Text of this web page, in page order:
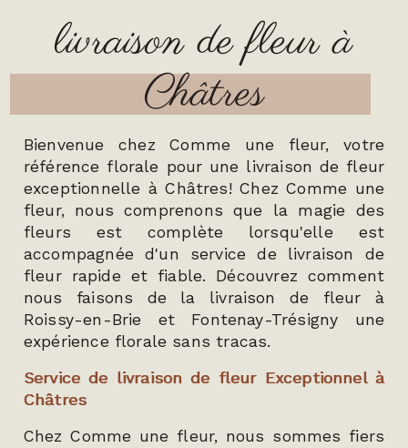
livraison de fleur à
Châtres
Bienvenue chez Comme une fleur, votre
référence florale pour une livraison de fleur
exceptionnelle à Châtres! Chez Comme une
fleur, nous comprenons que la magie des
fleurs est complète lorsqu'elle est
accompagnée d'un service de livraison de
fleur rapide et fiable. Découvrez comment
nous faisons de la livraison de fleur à
Roissy-en-Brie et Fontenay-Trésigny une
expérience florale sans tracas.
Service de livraison de fleur Exceptionnel à
Châtres
Chez Comme une fleur, nous sommes fiers